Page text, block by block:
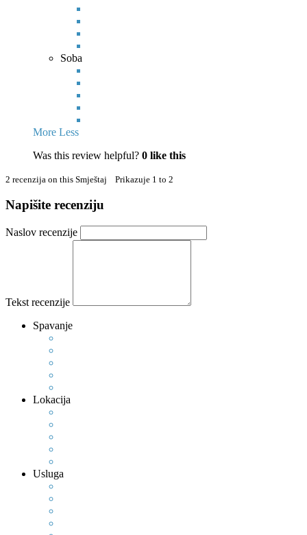
Soba
More Less
Was this review helpful? 0 like this
2 recenzija on this Smještaj Prikazuje 1 to 2
Napišite recenziju
Naslov recenzije
Tekst recenzije
Spavanje
Lokacija
Usluga